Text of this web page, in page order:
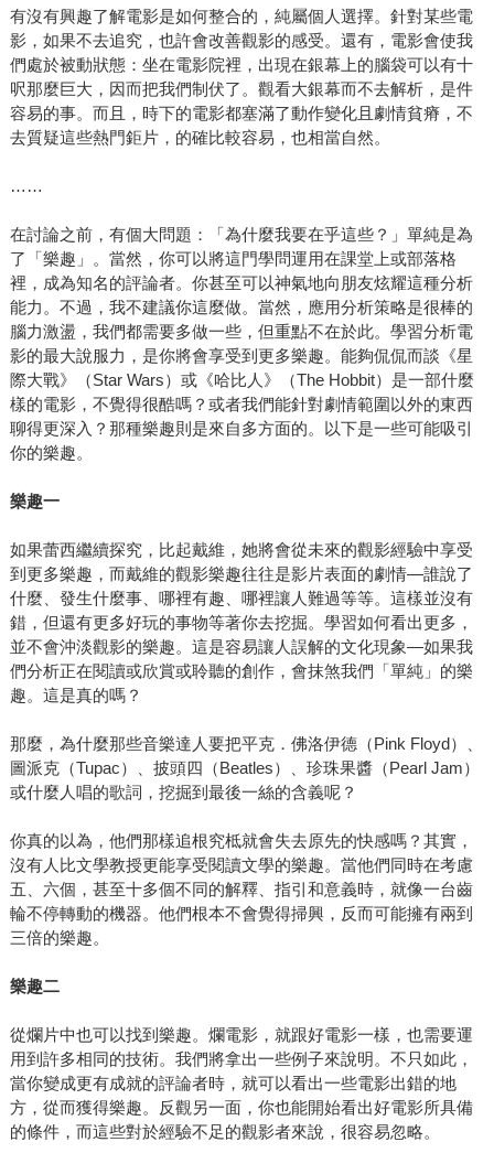
有沒有興趣了解電影是如何整合的，純屬個人選擇。針對某些電
影，如果不去追究，也許會改善觀影的感受。還有，電影會使我
們處於被動狀態：坐在電影院裡，出現在銀幕上的腦袋可以有十
呎那麼巨大，因而把我們制伏了。觀看大銀幕而不去解析，是件
容易的事。而且，時下的電影都塞滿了動作變化且劇情貧瘠，不
去質疑這些熱門鉅片，的確比較容易，也相當自然。
……
在討論之前，有個大問題：「為什麼我要在乎這些？」單純是為
了「樂趣」。當然，你可以將這門學問運用在課堂上或部落格
裡，成為知名的評論者。你甚至可以神氣地向朋友炫耀這種分析
能力。不過，我不建議你這麼做。當然，應用分析策略是很棒的
腦力激盪，我們都需要多做一些，但重點不在於此。學習分析電
影的最大說服力，是你將會享受到更多樂趣。能夠侃侃而談《星
際大戰》（Star Wars）或《哈比人》（The Hobbit）是一部什麼
樣的電影，不覺得很酷嗎？或者我們能針對劇情範圍以外的東西
聊得更深入？那種樂趣則是來自多方面的。以下是一些可能吸引
你的樂趣。
樂趣一
如果蕾西繼續探究，比起戴維，她將會從未來的觀影經驗中享受
到更多樂趣，而戴維的觀影樂趣往往是影片表面的劇情—誰說了
什麼、發生什麼事、哪裡有趣、哪裡讓人難過等等。這樣並沒有
錯，但還有更多好玩的事物等著你去挖掘。學習如何看出更多，
並不會沖淡觀影的樂趣。這是容易讓人誤解的文化現象—如果我
們分析正在閱讀或欣賞或聆聽的創作，會抹煞我們「單純」的樂
趣。這是真的嗎？
那麼，為什麼那些音樂達人要把平克．佛洛伊德（Pink Floyd）、
圖派克（Tupac）、披頭四（Beatles）、珍珠果醬（Pearl Jam）
或什麼人唱的歌詞，挖掘到最後一絲的含義呢？
你真的以為，他們那樣追根究柢就會失去原先的快感嗎？其實，
沒有人比文學教授更能享受閱讀文學的樂趣。當他們同時在考慮
五、六個，甚至十多個不同的解釋、指引和意義時，就像一台齒
輪不停轉動的機器。他們根本不會覺得掃興，反而可能擁有兩到
三倍的樂趣。
樂趣二
從爛片中也可以找到樂趣。爛電影，就跟好電影一樣，也需要運
用到許多相同的技術。我們將拿出一些例子來說明。不只如此，
當你變成更有成就的評論者時，就可以看出一些電影出錯的地
方，從而獲得樂趣。反觀另一面，你也能開始看出好電影所具備
的條件，而這些對於經驗不足的觀影者來說，很容易忽略。